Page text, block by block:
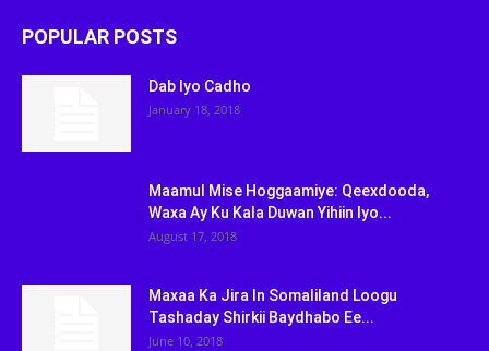
POPULAR POSTS
Dab Iyo Cadho
January 18, 2018
Maamul Mise Hoggaamiye: Qeexdooda,
Waxa Ay Ku Kala Duwan Yihiin Iyo...
August 17, 2018
Maxaa Ka Jira In Somaliland Loogu
Tashaday Shirkii Baydhabo Ee...
June 10, 2018